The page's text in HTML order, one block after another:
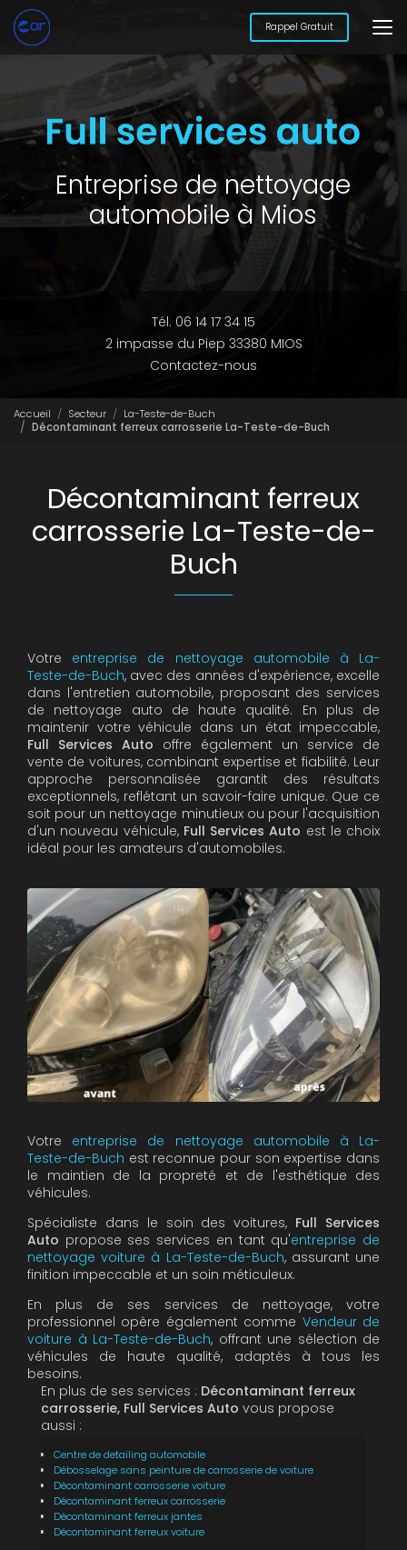
Aller
au
contenu
principal
Rappel Gratuit
Entreprise de nettoyage
automobile à Mios
Tél. 06 14 17 34 15
2 impasse du Piep 33380 MIOS
Contactez-nous
Accueil Secteur
La-Teste-de-Buch
Décontaminant ferreux carrosserie La-Teste-de-Buch
Décontaminant ferreux
carrosserie La-Teste-de-
Buch
Votre entreprise de nettoyage automobile à La-
Teste-de-Buch, avec des années d'expérience, excelle
dans l'entretien automobile, proposant des services
de nettoyage auto de haute qualité. En plus de
maintenir votre véhicule dans un état impeccable,
Full Services Auto offre également un service de
vente de voitures, combinant expertise et fiabilité. Leur
approche personnalisée garantit des résultats
exceptionnels, reflétant un savoir-faire unique. Que ce
soit pour un nettoyage minutieux ou pour l'acquisition
d'un nouveau véhicule, Full Services Auto est le choix
idéal pour les amateurs d'automobiles.
Votre entreprise de nettoyage automobile à La-
Teste-de-Buch est reconnue pour son expertise dans
le maintien de la propreté et de l'esthétique des
véhicules.
Spécialiste dans le soin des voitures, Full Services
Auto propose ses services en tant qu'entreprise de
nettoyage voiture à La-Teste-de-Buch, assurant une
finition impeccable et un soin méticuleux.
En plus de ses services de nettoyage, votre
professionnel opère également comme Vendeur de
voiture à La-Teste-de-Buch, offrant une sélection de
véhicules de haute qualité, adaptés à tous les
besoins.
En plus de ses services : Décontaminant ferreux
carrosserie, Full Services Auto vous propose
aussi :
Centre de detailing automobile
Débosselage sans peinture de carrosserie de voiture
Décontaminant carrosserie voiture
Décontaminant ferreux carrosserie
Décontaminant ferreux jantes
Décontaminant ferreux voiture